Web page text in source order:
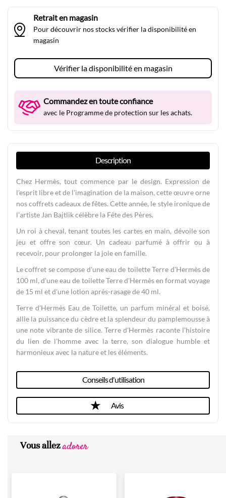
Retrait en magasin
Pour découvrir nos stocks vérifier la disponibilité en
magasin
Vérifier la disponibilité en magasin
Commandez en toute confiance
avec le Programme de protection sur les achats.
Description
Chez Hermès, tout commence par le design. Expression de
l'esprit libre et de l'imagination de la maison, cette œuvre orne
nos coffrets cadeaux de fêtes. Cette année, le style ironique de
l'artiste Jan Bajtlik célèbre la Fête des Pères.
Un roi à cheval, tenant toutes les cartes en main, dévoile son
jeu et offre son cœur. Un cadeau parfumé à offrir ou à
recevoir, pour prolonger la joie en famille.
Le coffret se compose d'une eau de toilette Terre d'Hermès de
100 ml, d'une eau de toilette Terre d'Hermès en format voyage
de 15 ml et d'une lotion après-rasage de 40 ml.
Terre d'Hermès Eau de Toilette, un parfum minéral et boisé,
allie la puissance du cèdre et la splendeur du pamplemousse à
une note vibrante de silice. Terre d'Hermès raconte l'histoire
du lien de l'homme avec la terre, son dialogue humble et
harmonieux avec la nature et les éléments.
Conseils d'utilisation
Avis
Vous allezadorer